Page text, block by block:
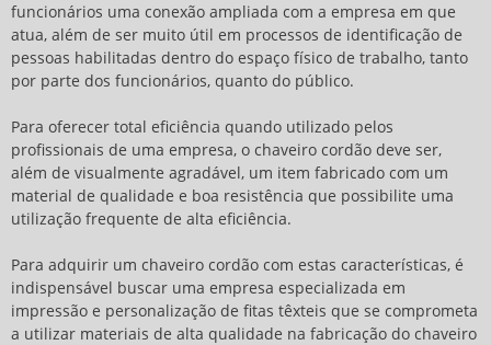
funcionários uma conexão ampliada com a empresa em que
atua, além de ser muito útil em processos de identificação de
pessoas habilitadas dentro do espaço físico de trabalho, tanto
por parte dos funcionários, quanto do público.
Para oferecer total eficiência quando utilizado pelos
profissionais de uma empresa, o chaveiro cordão deve ser,
além de visualmente agradável, um item fabricado com um
material de qualidade e boa resistência que possibilite uma
utilização frequente de alta eficiência.
Para adquirir um chaveiro cordão com estas características, é
indispensável buscar uma empresa especializada em
impressão e personalização de fitas têxteis que se comprometa
a utilizar materiais de alta qualidade na fabricação do chaveiro